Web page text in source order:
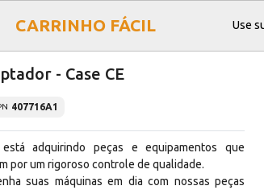
CARRINHO FÁCIL Use
- Case CE
407716A1
adquirindo peças e equipamentos que
por um rigoroso controle de qualidade.
suas máquinas em dia com nossas peças